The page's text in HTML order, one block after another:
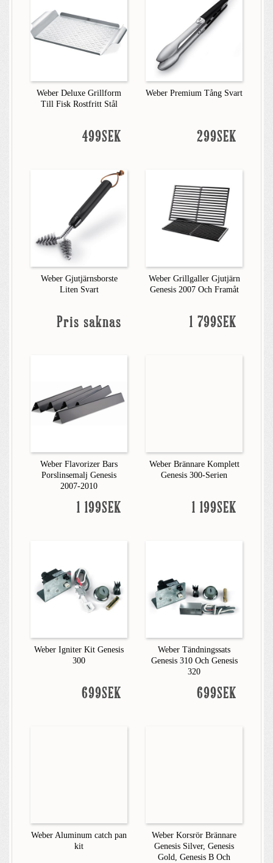
Weber Deluxe Grillform
Till Fisk Rostfritt Stål
499SEK
Weber Premium Tång Svart
299SEK
Weber Gjutjärnsborste
Liten Svart
Pris saknas
Weber Grillgaller Gjutjärn
Genesis 2007 Och Framåt
1 799SEK
Weber Flavorizer Bars
Porslinsemalj Genesis
2007-2010
1 199SEK
Weber Brännare Komplett
Genesis 300-Serien
1 199SEK
Weber Igniter Kit Genesis
300
699SEK
Weber Tändningssats
Genesis 310 Och Genesis
320
699SEK
Weber Aluminum catch pan
kit
Weber Korsrör Brännare
Genesis Silver, Genesis
Gold, Genesis B Och